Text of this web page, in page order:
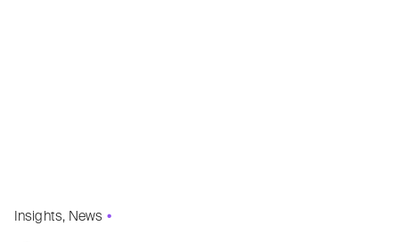
Insights News